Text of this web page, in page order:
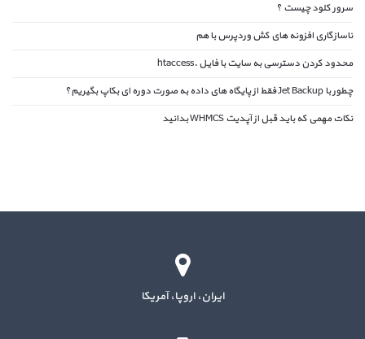
سرور کلود چیست ؟
ناسازگاری افزونه های کش وردپرس با هم
محدود کردن دسترسی به سایت با فایل .htaccess
چطور با Jet Backup فقط از پایگاه های داده به صورت دوره ای بکاپ بگیریم؟
نکات مهمی که باید قبل از آپدیت WHMCS بدانید
ایران، اروپا، آمریکا